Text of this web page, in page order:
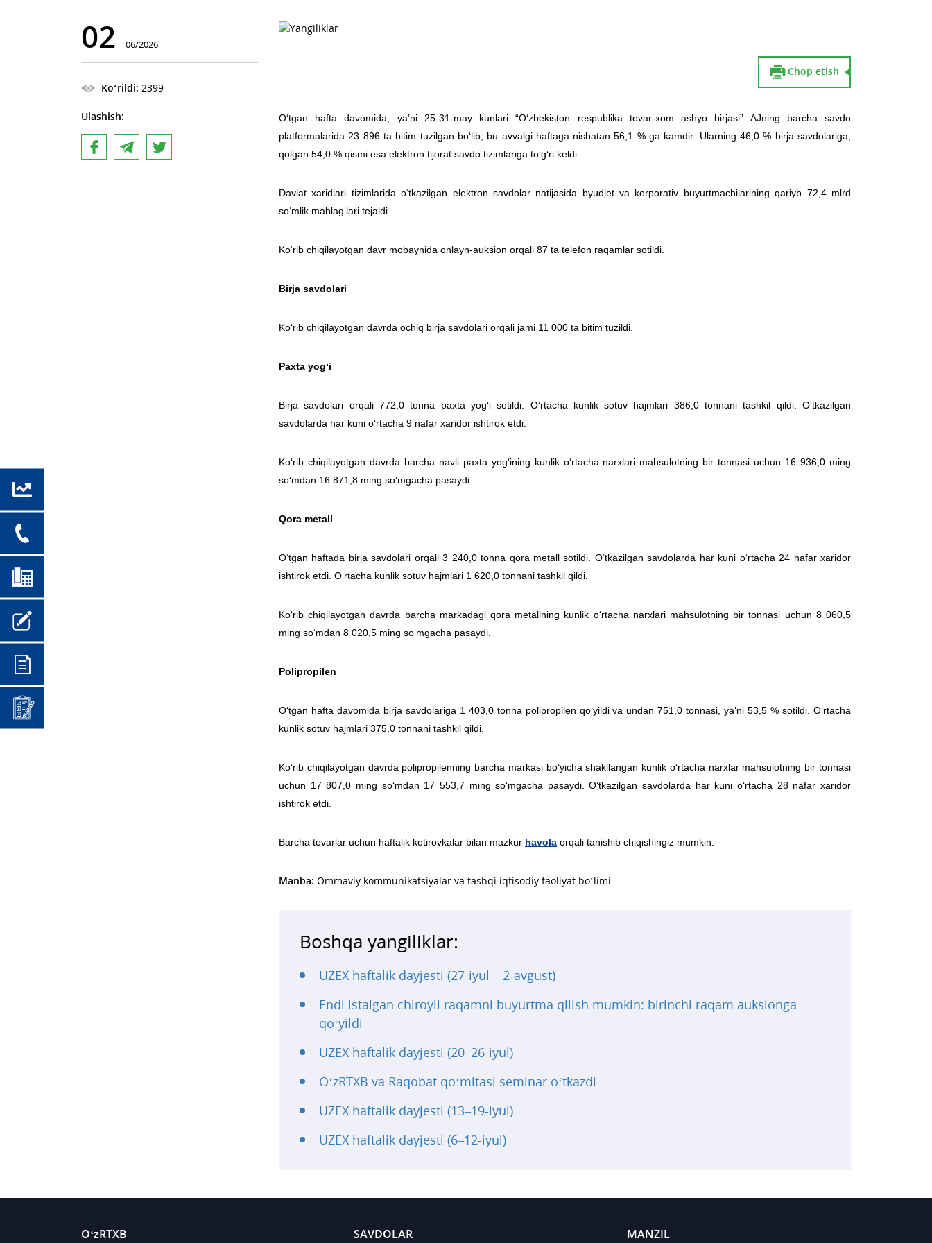
02 06/2026
Ko‘rildi: 2399
Ulashish:
Chop etish
O‘tgan hafta davomida, ya’ni 25-31-may kunlari “O‘zbekiston respublika tovar-xom ashyo birjasi” AJning barcha savdo
platformalarida 23 896 ta bitim tuzilgan bo‘lib, bu avvalgi haftaga nisbatan 56,1 % ga kamdir. Ularning 46,0 % birja savdolariga,
qolgan 54,0 % qismi esa elektron tijorat savdo tizimlariga to‘g‘ri keldi.
Davlat xaridlari tizimlarida o‘tkazilgan elektron savdolar natijasida byudjet va korporativ buyurtmachilarining qariyb 72,4 mlrd
so‘mlik mablag‘lari tejaldi.
Ko‘rib chiqilayotgan davr mobaynida onlayn-auksion orqali 87 ta telefon raqamlar sotildi.
Birja savdolari
Ko‘rib chiqilayotgan davrda ochiq birja savdolari orqali jami 11 000 ta bitim tuzildi.
Paxta yog‘i
Birja savdolari orqali 772,0 tonna paxta yog‘i sotildi. O‘rtacha kunlik sotuv hajmlari 386,0 tonnani tashkil qildi. O‘tkazilgan
savdolarda har kuni o‘rtacha 9 nafar xaridor ishtirok etdi.
Ko‘rib chiqilayotgan davrda barcha navli paxta yog‘ining kunlik o‘rtacha narxlari mahsulotning bir tonnasi uchun 16 936,0 ming
so‘mdan 16 871,8 ming so‘mgacha pasaydi.
Qora metall
O‘tgan haftada birja savdolari orqali 3 240,0 tonna qora metall sotildi. O‘tkazilgan savdolarda har kuni o‘rtacha 24 nafar xaridor
ishtirok etdi. O‘rtacha kunlik sotuv hajmlari 1 620,0 tonnani tashkil qildi.
Ko‘rib chiqilayotgan davrda barcha markadagi qora metallning kunlik o‘rtacha narxlari mahsulotning bir tonnasi uchun 8 060,5
ming so‘mdan 8 020,5 ming so‘mgacha pasaydi.
Polipropilen
O‘tgan hafta davomida birja savdolariga 1 403,0 tonna polipropilen qo‘yildi va undan 751,0 tonnasi, ya’ni 53,5 % sotildi. O‘rtacha
kunlik sotuv hajmlari 375,0 tonnani tashkil qildi.
Ko‘rib chiqilayotgan davrda polipropilenning barcha markasi bo‘yicha shakllangan kunlik o‘rtacha narxlar mahsulotning bir tonnasi
uchun 17 807,0 ming so‘mdan 17 553,7 ming so‘mgacha pasaydi. O‘tkazilgan savdolarda har kuni o‘rtacha 28 nafar xaridor
ishtirok etdi.
Barcha tovarlar uchun haftalik kotirovkalar bilan mazkur havola orqali tanishib chiqishingiz mumkin.
Manba: Ommaviy kommunikatsiyalar va tashqi iqtisodiy faoliyat bo‘limi
Boshqa yangiliklar:
UZEX haftalik dayjesti (27-iyul – 2-avgust)
Endi istalgan chiroyli raqamni buyurtma qilish mumkin: birinchi raqam auksionga
qo‘yildi
UZEX haftalik dayjesti (20–26-iyul)
O‘zRTXB va Raqobat qo‘mitasi seminar o‘tkazdi
UZEX haftalik dayjesti (13–19-iyul)
UZEX haftalik dayjesti (6–12-iyul)
O‘zRTXB SAVDOLAR MANZIL